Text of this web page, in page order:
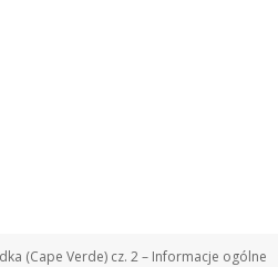
(Cape Verde) cz. 2 – Informacje ogólne